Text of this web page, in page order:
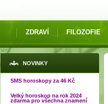
ZDRAVÍ FILOZOFIE
NOVINKY
SMS horoskopy za 46 Kč
Velký horoskop na rok 2024
zdarma pro všechna znamení